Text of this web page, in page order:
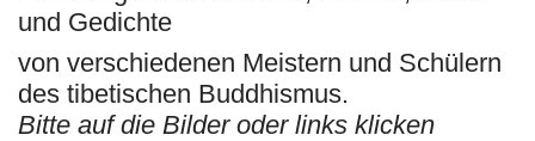
und Gedichte
von verschiedenen Meistern und Schülern
des tibetischen Buddhismus.
Bitte auf die Bilder oder links klicken